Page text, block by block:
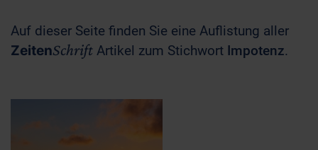
Auf dieser Seite finden Sie eine Auflistung aller
ZeitenSchrift Artikel zum Stichwort Impotenz.